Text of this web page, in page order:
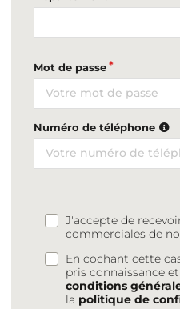
Mot de passe
Numéro de téléphone
J'accepte de
commerciales de
En cochant cette
pris connaissance
conditions
la politique de